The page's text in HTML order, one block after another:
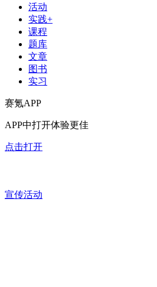
活动
实践+
课程
题库
文章
图书
实习
赛氪APP
APP中打开体验更佳
点击打开
宣传活动